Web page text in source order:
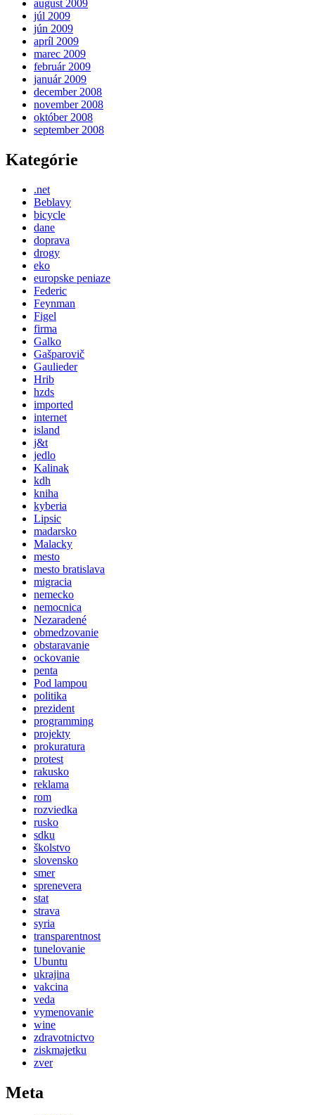
august 2009
júl 2009
jún 2009
apríl 2009
marec 2009
február 2009
január 2009
december 2008
november 2008
október 2008
september 2008
Kategórie
.net
Beblavy
bicycle
dane
doprava
drogy
eko
europske peniaze
Federic
Feynman
Figel
firma
Galko
Gašparovič
Gaulieder
Hrib
hzds
imported
internet
island
j&t
jedlo
Kalinak
kdh
kniha
kyberia
Lipsic
madarsko
Malacky
mesto
mesto bratislava
migracia
nemecko
nemocnica
Nezaradené
obmedzovanie
obstaravanie
ockovanie
penta
Pod lampou
politika
prezident
programming
projekty
prokuratura
protest
rakusko
reklama
rom
rozviedka
rusko
sdku
školstvo
slovensko
smer
sprenevera
stat
strava
syria
transparentnost
tunelovanie
Ubuntu
ukrajina
vakcina
veda
vymenovanie
wine
zdravotnictvo
ziskmajetku
zver
Meta